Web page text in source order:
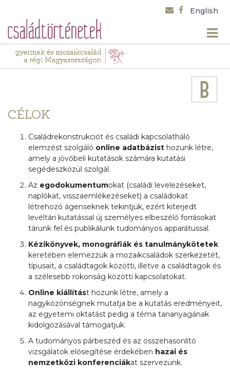
English
CÉLOK
Családrekonstrukciót és családi kapcsolatháló
elemzést szolgáló online adatbázist hozunk létre,
amely a jövőbeli kutatások számára kutatási
segédeszközül szolgál.
Az egodokumentumokat (családi levelezéseket,
naplókat, visszaemlékezéseket) a családokat
létrehozó ágenseknek tekintjük, ezért kiterjedt
levéltári kutatással új személyes elbeszélő forrásokat
tárunk fel és publikálunk tudományos apparátussal.
Kézikönyvek, monográfiák és tanulmánykötetek
keretében elemezzük a mozaikcsaládok szerkezetét,
típusait, a családtagok közötti, illetve a családtagok és
a szélesebb rokonság közötti kapcsolatokat.
Online kiállítást hozunk létre, amely a
nagyközönségnek mutatja be a kutatás eredményeit,
az egyetemi oktatást pedig a téma tananyagának
kidolgozásával támogatjuk.
A tudományos párbeszéd és az összehasonlító
vizsgálatok elősegítése érdekében hazai és
nemzetközi konferenciákat szervezünk.